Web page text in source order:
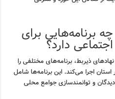
برنامه‌هایی برای
دارد؟
ذیربط، برنامه‌های مختلفی را
اجرا می‌کند. این برنامه‌ها شامل
و توانمندسازی جوامع محلی